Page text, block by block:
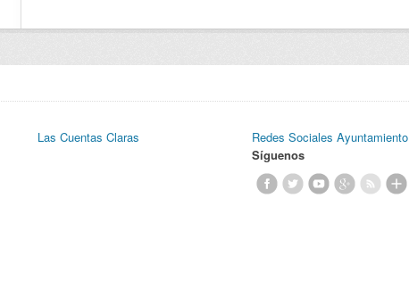
Las Cuentas Claras
Redes Sociales Ayuntamiento
Síguenos